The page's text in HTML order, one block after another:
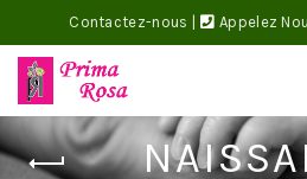
Contactez-nous Appelez